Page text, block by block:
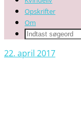
Opskrifter
Om
22. april 2017